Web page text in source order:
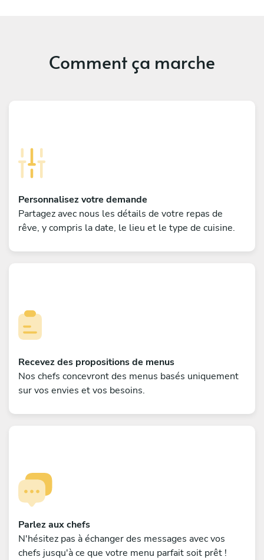
Comment ça marche
Personnalisez votre demande
Partagez avec nous les détails de votre repas de
rêve, y compris la date, le lieu et le type de cuisine.
Recevez des propositions de menus
Nos chefs concevront des menus basés uniquement
sur vos envies et vos besoins.
Parlez aux chefs
N'hésitez pas à échanger des messages avec vos
chefs jusqu'à ce que votre menu parfait soit prêt !